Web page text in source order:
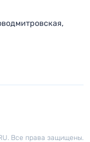
Все права защищены.